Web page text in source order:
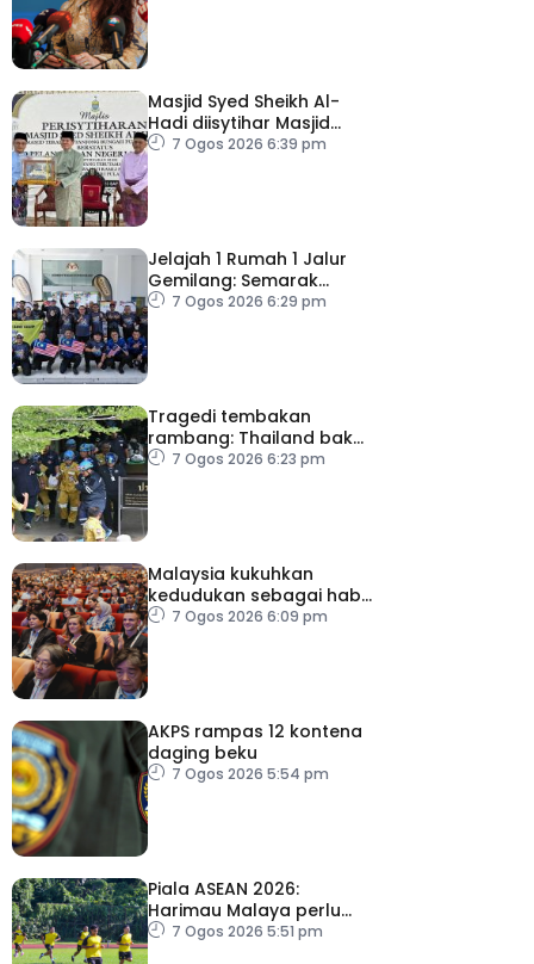
Masjid Syed Sheikh Al-
Hadi diisytihar Masjid
Pelancongan Negeri
7 Ogos 2026 6:39 pm
Jelajah 1 Rumah 1 Jalur
Gemilang: Semarak
semangat patriotisme
7 Ogos 2026 6:29 pm
Tragedi tembakan
rambang: Thailand bakal
umum pelan tindakan
7 Ogos 2026 6:23 pm
Malaysia kukuhkan
kedudukan sebagai hab
acara perniagaan
7 Ogos 2026 6:09 pm
AKPS rampas 12 kontena
daging beku
7 Ogos 2026 5:54 pm
Piala ASEAN 2026:
Harimau Malaya perlu
lebih agresif
7 Ogos 2026 5:51 pm